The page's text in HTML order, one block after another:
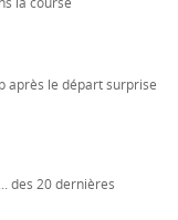
la course
après le départ surprise
des 20 dernières